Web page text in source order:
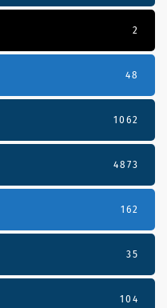
2
48
1062
4873
162
35
104